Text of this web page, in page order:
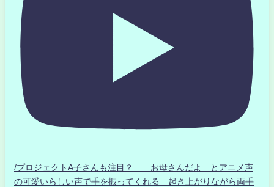
/プロジェクトA子さんも注目？ お母さんだよ とアニメ声
の可愛いらしい声で手を振ってくれる 起き上がりながら両手